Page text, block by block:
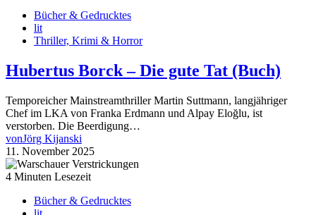
Bücher & Gedrucktes
lit
Thriller, Krimi & Horror
Hubertus Borck – Die gute Tat (Buch)
Temporeicher Mainstreamthriller Martin Suttmann, langjähriger
Chef im LKA von Franka Erdmann und Alpay Eloğlu, ist
verstorben. Die Beerdigung…
vonJörg Kijanski
11. November 2025
4 Minuten Lesezeit
Bücher & Gedrucktes